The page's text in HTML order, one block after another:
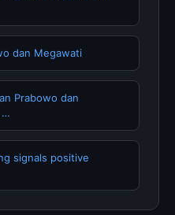
dan Megawati
Prabowo dan
…
signals positive